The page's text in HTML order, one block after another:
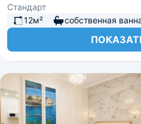
Стандарт
12м²
собственная